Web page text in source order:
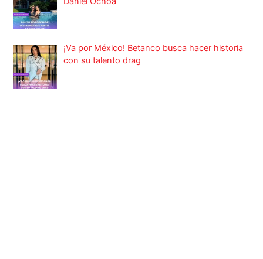
¡Va por México! Betanco busca hacer historia
con su talento drag